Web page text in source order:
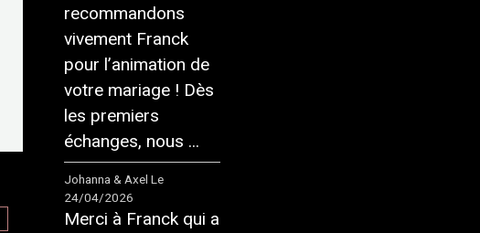
recommandons
vivement Franck
pour l’animation de
votre mariage ! Dès
les premiers
échanges, nous ...
Johanna & Axel Le
24/04/2026
Merci à Franck qui a